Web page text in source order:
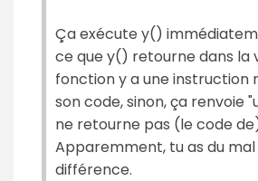
Ça exécute y()
ce que y() retourne dans la
fonction y a une instruction
son code, sinon, ça renvoie
ne retourne pas (le code
Apparemment, tu as du mal
différence.